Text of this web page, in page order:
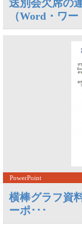
送別会欠席の
（Word・ワー
PowerPoint
横棒グラフ資
ーポ･･･